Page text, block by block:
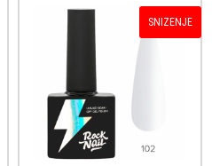
SNIZENJE